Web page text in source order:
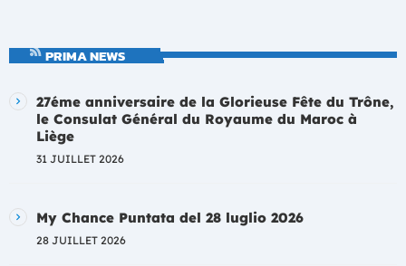
PRIMA NEWS
27éme anniversaire de la Glorieuse Fête du Trône,
le Consulat Général du Royaume du Maroc à
Liège
31 JUILLET 2026
My Chance Puntata del 28 luglio 2026
28 JUILLET 2026